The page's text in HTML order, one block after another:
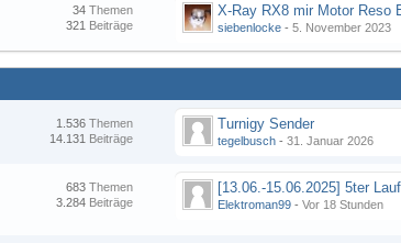
Themen
34
Beiträge
321 siebenlocke - 5. November 2023
Themen
1.536
Beiträge
14.131
Turnigy Sender
tegelbusch - 31. Januar 2026
Themen
683
Beiträge
3.284 Elektroman99 - Vor 18 Stunden